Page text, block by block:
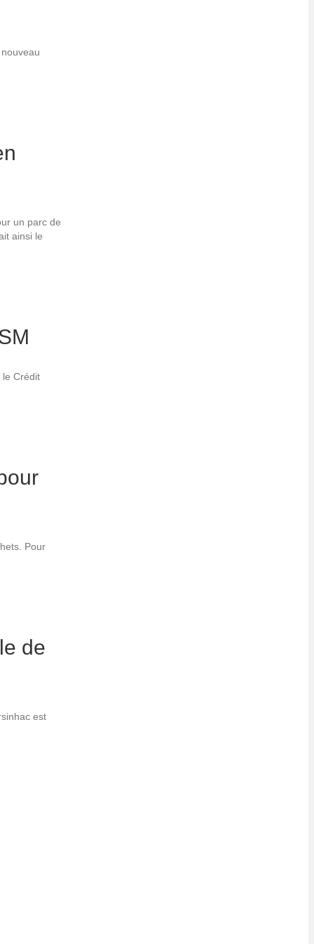
un parc de
ainsi le
le Crédit
Pour
de
est